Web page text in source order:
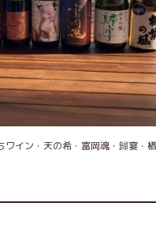
イン・天の希・富岡魂・歸宴・楢